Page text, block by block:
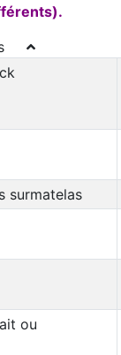
surmatelas
ou